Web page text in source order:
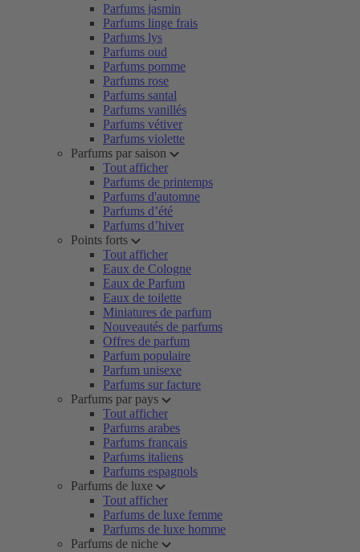
Parfums jasmin
Parfums linge frais
Parfums lys
Parfums oud
Parfums pomme
Parfums rose
Parfums santal
Parfums vanillés
Parfums vétiver
Parfums violette
Parfums par saison
Tout afficher
Parfums de printemps
Parfums d'automne
Parfums d’été
Parfums d’hiver
Points forts
Tout afficher
Eaux de Cologne
Eaux de Parfum
Eaux de toilette
Miniatures de parfum
Nouveautés de parfums
Offres de parfum
Parfum populaire
Parfum unisexe
Parfums sur facture
Parfums par pays
Tout afficher
Parfums arabes
Parfums français
Parfums italiens
Parfums espagnols
Parfums de luxe
Tout afficher
Parfums de luxe femme
Parfums de luxe homme
Parfums de niche